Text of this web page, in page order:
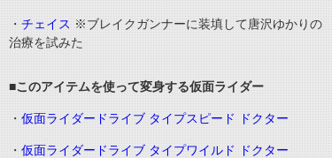
・ チェイス ※ブレイクガンナーに装填して唐沢ゆかりの
治療を試みた
■このアイテムを使って変身する仮面ライダー
・ 仮面ライダードライブ タイプスピード ドクター
・ 仮面ライダードライブ タイプワイルド ドクター